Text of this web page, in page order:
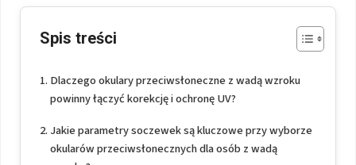
Spis treści
Dlaczego okulary przeciwsłoneczne z wadą wzroku
powinny łączyć korekcję i ochronę UV?
Jakie parametry soczewek są kluczowe przy wyborze
okularów przeciwsłonecznych dla osób z wadą